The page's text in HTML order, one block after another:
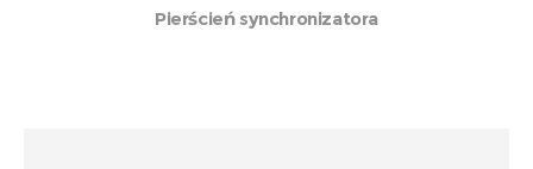
Pierścień synchronizatora